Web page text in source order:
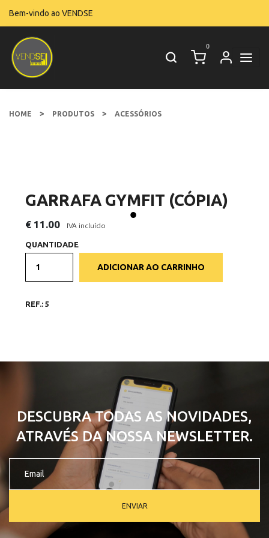
Bem-vindo ao VENDSE
0
HOME > PRODUTOS > ACESSÓRIOS
GARRAFA GYMFIT (CÓPIA)
€ 11.00 IVA incluído
QUANTIDADE
ADICIONAR AO CARRINHO
REF.: 5
DESCUBRA TODAS AS NOVIDADES,
ATRAVÉS DA NOSSA NEWSLETTER.
ENVIAR